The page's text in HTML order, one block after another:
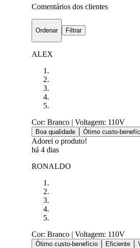
Comentários dos clientes
Ordenar Filtrar
ALEX
Cor: Branco | Voltagem: 110V
Boa qualidade Ótimo custo-
Adorei o produto!
há 4 dias
RONALDO
Cor: Branco | Voltagem: 110V
Ótimo custo-benefício Eficiente